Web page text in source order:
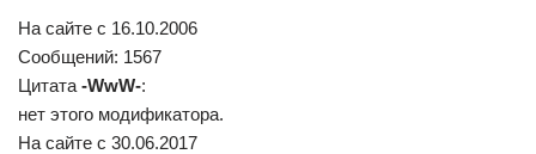
На сайте c 16.10.2006
Сообщений: 1567
Цитата -WwW-:
нет этого модификатора.
На сайте c 30.06.2017